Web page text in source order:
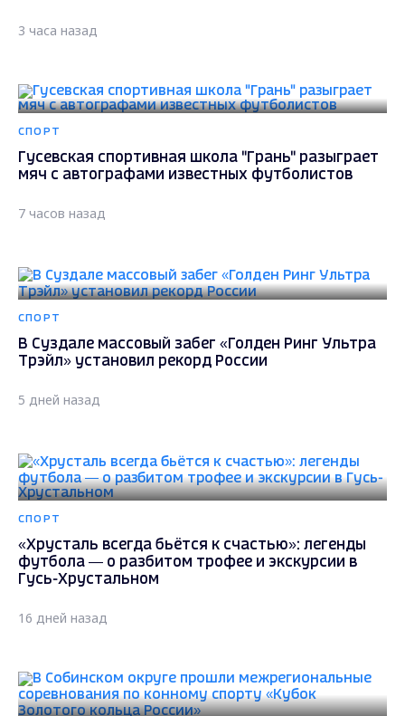
3 часа назад
СПОРТ
Гусевская спортивная школа "Грань" разыграет
мяч с автографами известных футболистов
7 часов назад
СПОРТ
В Суздале массовый забег «Голден Ринг Ультра
Трэйл» установил рекорд России
5 дней назад
СПОРТ
«Хрусталь всегда бьётся к счастью»: легенды
футбола — о разбитом трофее и экскурсии в
Гусь-Хрустальном
16 дней назад